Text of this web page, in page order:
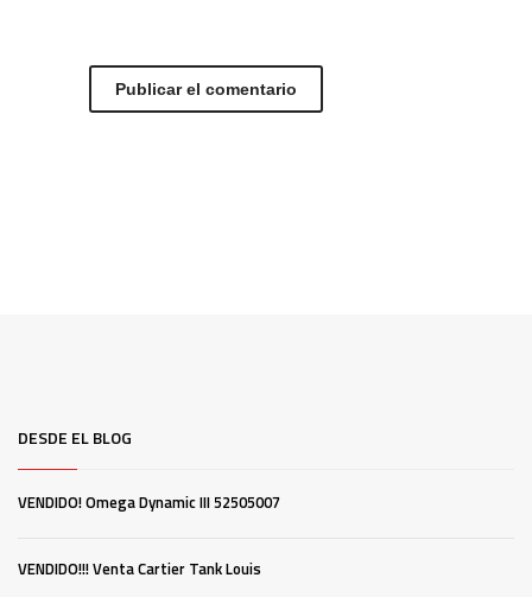
DESDE EL BLOG
VENDIDO! Omega Dynamic III 52505007
VENDIDO!!! Venta Cartier Tank Louis